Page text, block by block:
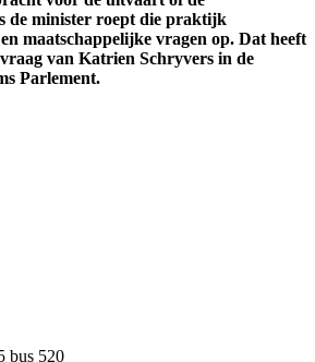
de minister roept die praktijk
maatschappelijke vragen op. Dat heeft
van Katrien Schryvers in de
Parlement.
bus 520